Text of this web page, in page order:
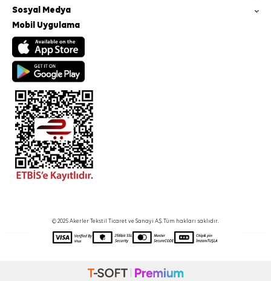
Sosyal Medya
Mobil Uygulama
© 2025 Akerler Tekstil Ticaret ve Sanayi A.Ş. Tüm hakları saklıdır.